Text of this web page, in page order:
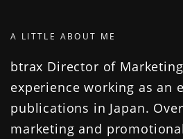
A LITTLE ABOUT ME
btrax Director of
experience working as an
publications in Japan.
marketing and